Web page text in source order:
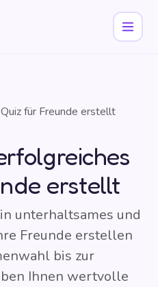
für Freunde erstellt
erstellt
unterhaltsames und
Freunde erstellen
bis zur
Ihnen wertvolle